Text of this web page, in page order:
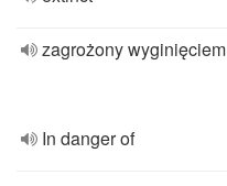
zagrożony wyginięciem
In danger of